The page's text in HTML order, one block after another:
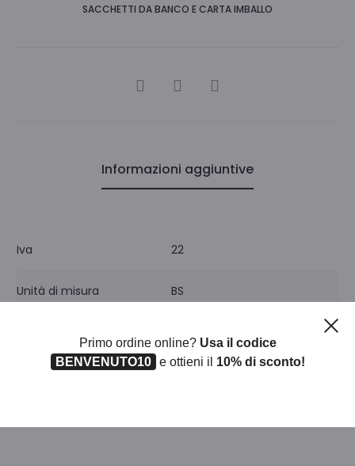
SACCHETTI DA BANCO E CARTA IMBALLO
CONDIVIDI
Informazioni aggiuntive
Iva 22
Unità di misura BS
Primo ordine online? Usa il codice
BENVENUTO10
e ottieni il 10% di sconto!